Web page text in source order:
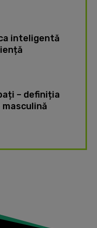
inteligentă
– definiția